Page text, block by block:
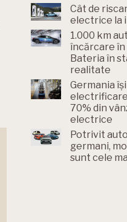
Cât de
electrice la
1.000 km
încărcare în
Bateria în
realitate
Germania
70% din
electrice
Potrivit
germani,
sunt cele